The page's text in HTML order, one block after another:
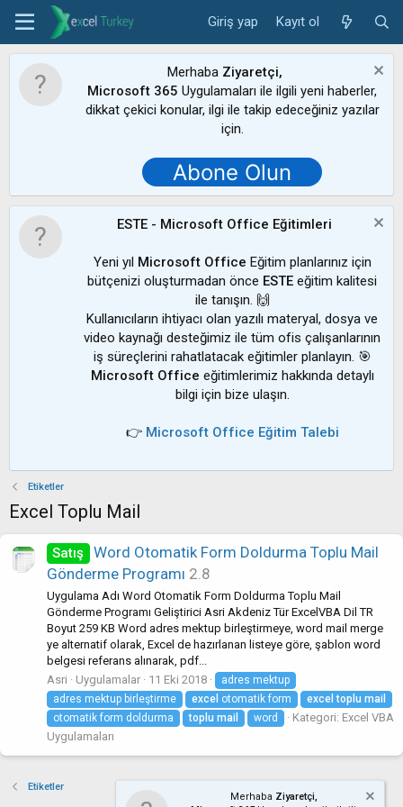
Giriş yap Kayıt ol
Merhaba Ziyaretçi,
Microsoft 365 Uygulamaları ile ilgili yeni haberler,
dikkat çekici konular, ilgi ile takip edeceğiniz yazılar
için.
Abone Olun
ESTE - Microsoft Office Eğitimleri
Yeni yıl Microsoft Office Eğitim planlarınız için
bütçenizi oluşturmadan önce ESTE eğitim kalitesi
ile tanışın. 🙌
Kullanıcıların ihtiyacı olan yazılı materyal, dosya ve
video kaynağı desteğimiz ile tüm ofis çalışanlarının
iş süreçlerini rahatlatacak eğitimler planlayın. 🎯
Microsoft Office eğitimlerimiz hakkında detaylı
bilgi için bize ulaşın.
👉 Microsoft Office Eğitim Talebi
Etiketler
Excel Toplu Mail
Satış
Word Otomatik Form Doldurma Toplu Mail
Gönderme Programı 2.8
Uygulama Adı Word Otomatik Form Doldurma Toplu Mail
Gönderme Programı Geliştirici Asri Akdeniz Tür ExcelVBA Dil TR
Boyut 259 KB Word adres mektup birleştirmeye, word mail merge
ye alternatif olarak, Excel de hazırlanan listeye göre, şablon word
belgesi referans alınarak, pdf...
Asri
Uygulamalar 11 Eki 2018
adres mektup
adres mektup birleştirme
excel otomatik form excel toplu mail
otomatik form doldurma
toplu mail word Kategori: Excel VBA
Uygulamaları
Etiketler
Merhaba Ziyaretçi,